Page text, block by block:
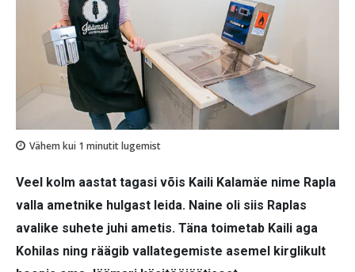
Vähem kui 1 minutit lugemist
Veel kolm aastat tagasi võis Kaili Kalamäe nime Rapla
valla ametnike hulgast leida. Naine oli siis Raplas
avalike suhete juhi ametis. Täna toimetab Kaili aga
Kohilas ning räägib vallategemiste asemel kirglikult